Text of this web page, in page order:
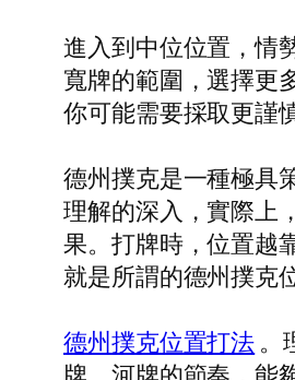
進入到中位位置，情
寬牌的範圍，選擇更
你可能需要採取更謹
德州撲克是一種極具
理解的深入，實際上
果。打牌時，位置越
就是所謂的德州撲克
德州撲克位置打法 。